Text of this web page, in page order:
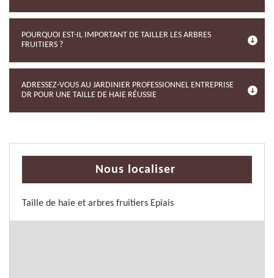
POURQUOI EST-IL IMPORTANT DE TAILLER LES ARBRES
FRUITIERS ?
ADRESSEZ-VOUS AU JARDINIER PROFESSIONNEL ENTREPRISE
DR POUR UNE TAILLE DE HAIE RÉUSSIE
Nous localiser
Taille de haie et arbres fruitiers Epiais